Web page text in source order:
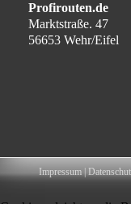
Profirouten.de
Marktstraße. 47
56653 Wehr/Eifel
Impressum|